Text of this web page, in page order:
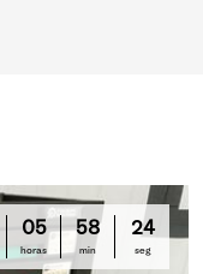
05
horas
58
min
23
seg